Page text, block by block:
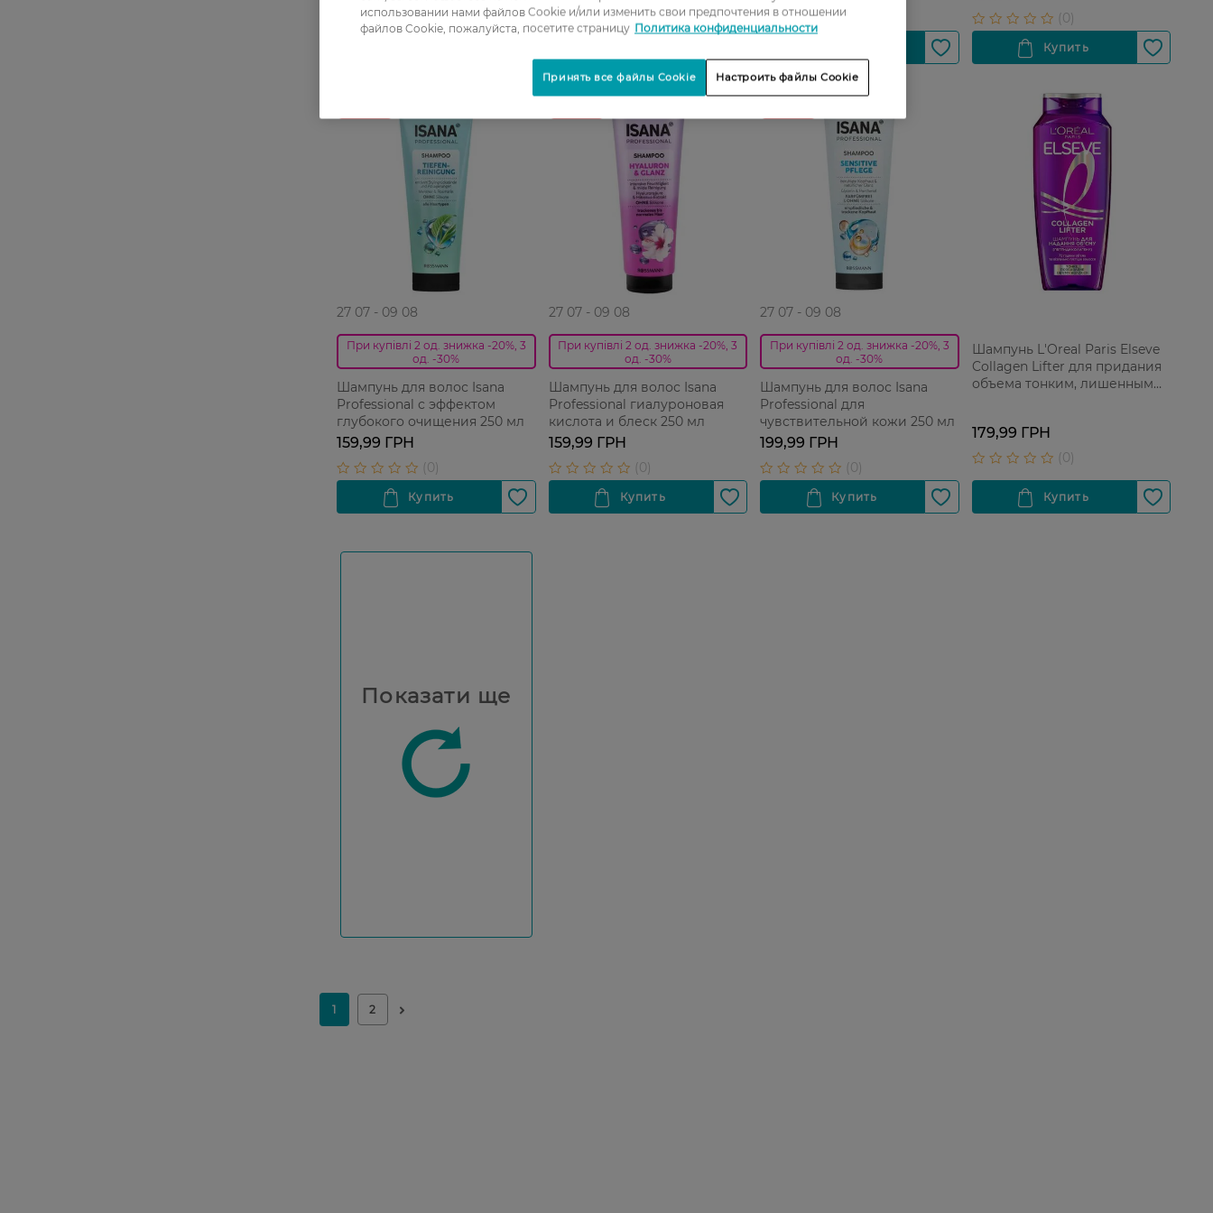
27 07 - 09 08
При купівлі 2 од. знижка -20%, 3
од. -30%
Шампунь для волос Isana
Professional с эффектом
глубокого очищения 250 мл
159,99 ГРН
27 07 - 09 08
При купівлі 2 од. знижка -20%, 3
од. -30%
Шампунь для волос Isana
Professional гиалуроновая
кислота и блеск 250 мл
159,99 ГРН
27 07 - 09 08
При купівлі 2 од. знижка -20%, 3
од. -30%
Шампунь для волос Isana
Professional для
чувствительной кожи 250 мл
199,99 ГРН
Шампунь L'Oreal Paris Elseve
Collagen Lifter для придания
объема тонким, лишенным
179,99 ГРН
Показати ще
использовании нами файлов Cookie и/или изменить свои предпочтения в отношении
файлов Cookie, пожалуйста, посетите страницу Политика конфиденциальности
Настроить файлы Cookie
Принять все файлы Cookie